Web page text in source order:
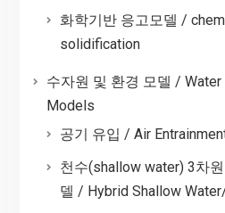
화학기반 응고모델 /
solidification
수자원 및 환경 모델 / Water
Models
공기 유입 / Air
천수(shallow water) 3차
델 / Hybrid Shallow